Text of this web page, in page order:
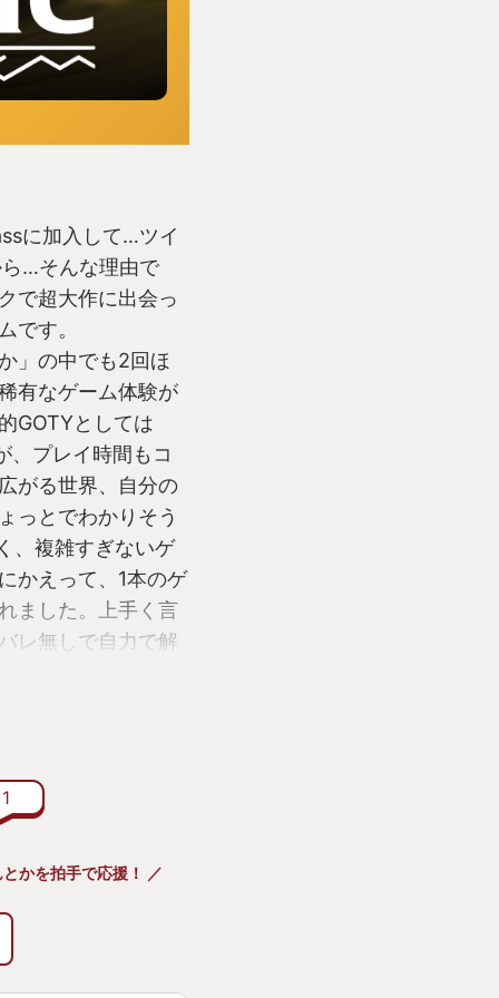
に加入して…ツイ
…そんな理由で
で超大作に出会っ
です。
」の中でも2回ほ
有なゲーム体験が
GOTYとしては
、プレイ時間もコ
がる世界、自分の
っとでわかりそう
、複雑すぎないゲ
かえって、1本のゲ
ました。上手く言
レ無しで自力で解
いところはぜひポ
です。そして、ち
、ぜひネタバレな
1
かを拍手で応援！ ／